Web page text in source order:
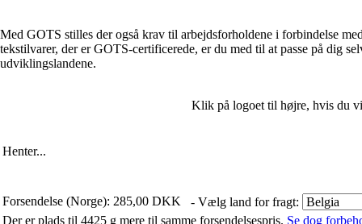
Med GOTS stilles der også krav til arbejdsforholdene i forbindelse
tekstilvarer, der er GOTS-certificerede, er du med til at passe på dig
udviklingslandene.
Klik på logoet til højre, hvis du
Henter...
Forsendelse (Norge): 285,00 DKK
- Vælg land for fragt:
Der er plads til 4425 g mere til samme forsendelsespris. Se dog